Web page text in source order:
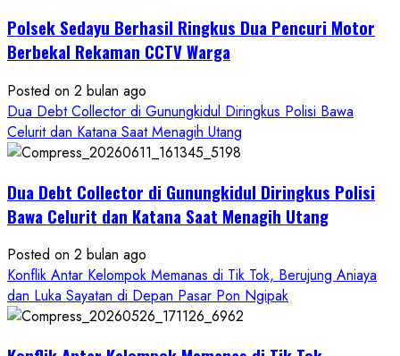
Asal
Gunungkidul
Polsek Sedayu Berhasil Ringkus Dua Pencuri Motor
Berbekal Rekaman CCTV Warga
Posted on 2 bulan ago
Dua Debt Collector di Gunungkidul Diringkus Polisi Bawa
Celurit dan Katana Saat Menagih Utang
Dua Debt Collector di Gunungkidul Diringkus Polisi
Bawa Celurit dan Katana Saat Menagih Utang
Posted on 2 bulan ago
Konflik Antar Kelompok Memanas di Tik Tok, Berujung Aniaya
dan Luka Sayatan di Depan Pasar Pon Ngipak